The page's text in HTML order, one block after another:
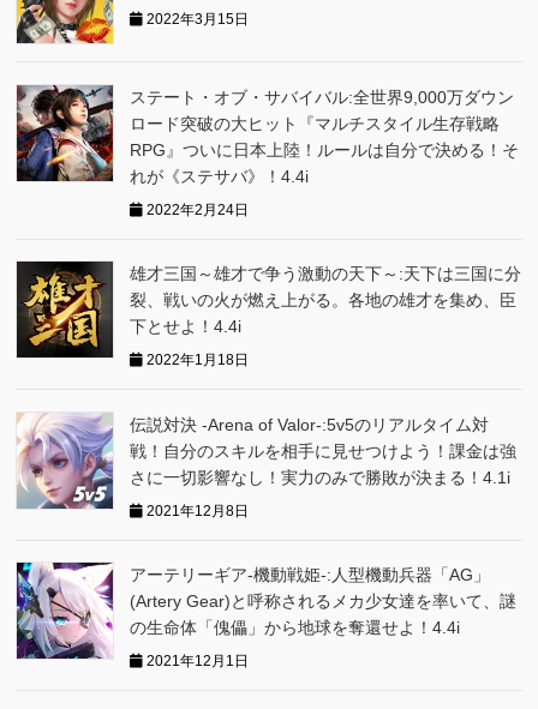
2022年3月15日
ステート・オブ・サバイバル:全世界9,000万ダウン
ロード突破の大ヒット『マルチスタイル生存戦略
RPG』ついに日本上陸！ルールは自分で決める！そ
れが《ステサバ》！4.4i
2022年2月24日
雄才三国～雄才で争う激動の天下～:天下は三国に分
裂、戦いの火が燃え上がる。各地の雄才を集め、臣
下とせよ！4.4i
2022年1月18日
伝説対決 -Arena of Valor-:5v5のリアルタイム対
戦！自分のスキルを相手に見せつけよう！課金は強
さに一切影響なし！実力のみで勝敗が決まる！4.1i
2021年12月8日
アーテリーギア-機動戦姫-:人型機動兵器「AG」
(Artery Gear)と呼称されるメカ少女達を率いて、謎
の生命体「傀儡」から地球を奪還せよ！4.4i
2021年12月1日